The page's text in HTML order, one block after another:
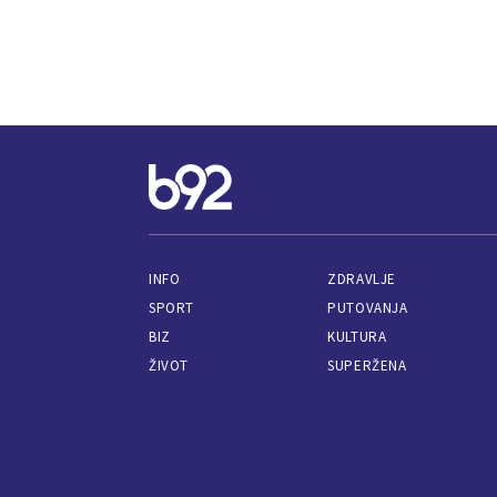
INFO
SPORT
BIZ
ŽIVOT
ZDRAVLJE
PUTOVANJA
KULTURA
SUPERŽENA